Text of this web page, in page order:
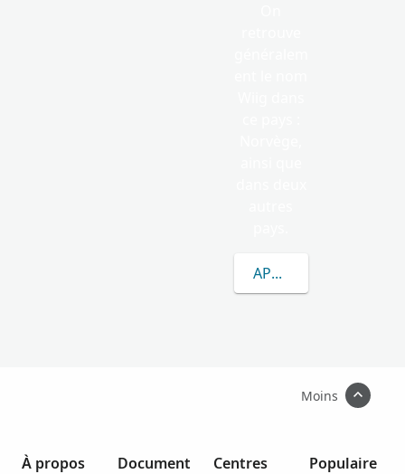
APPRENEZ-EN
Moins
À propos
Document
Centres
Populaire